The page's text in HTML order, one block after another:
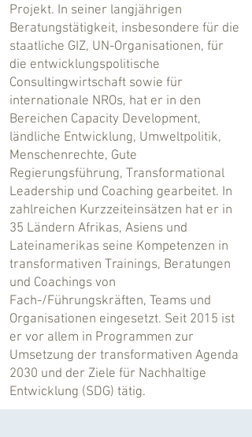
Projekt. In seiner langjährigen
Beratungstätigkeit, insbesondere für die
staatliche GIZ, UN-Organisationen, für
die entwicklungspolitische
Consultingwirtschaft sowie für
internationale NROs, hat er in den
Bereichen Capacity Development,
ländliche Entwicklung, Umweltpolitik,
Menschenrechte, Gute
Regierungsführung, Transformational
Leadership und Coaching gearbeitet. In
zahlreichen Kurzzeiteinsätzen hat er in
35 Ländern Afrikas, Asiens und
Lateinamerikas seine Kompetenzen in
transformativen Trainings, Beratungen
und Coachings von
Fach-/Führungskräften, Teams und
Organisationen eingesetzt. Seit 2015 ist
er vor allem in Programmen zur
Umsetzung der transformativen Agenda
2030 und der Ziele für Nachhaltige
Entwicklung (SDG) tätig.